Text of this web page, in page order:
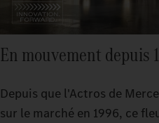
En mouvement depuis
Depuis que l'Actros de
sur le marché en 1996, ce